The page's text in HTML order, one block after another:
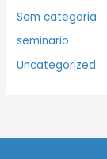
Sem categoria
seminario
Uncategorized